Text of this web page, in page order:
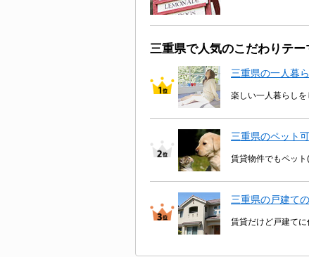
三重県で人気のこだわりテ
三重県の一人暮
楽しい一人暮らし
三重県のペット
賃貸物件でもペット
三重県の戸建て
賃貸だけど戸建てに